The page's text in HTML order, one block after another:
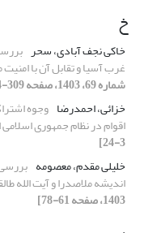
خ
خاکی نجف آبادی، سحر
غرب آسیا و تقابل آن با
شماره 69، 1403، صفحه 309-334]
خزائی، احمدرضا وجوه
اقوام در نظام جمهوری اسلامی
3-24]
خلیلی مقدم، معصومه
اندیشه ملاصدرا و آیت ‏الله
1403، صفحه 61-78]